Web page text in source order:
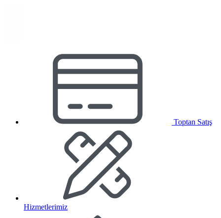
Toptan Satış
Hizmetlerimiz